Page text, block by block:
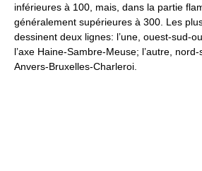
inférieures à 100, mais, dans la partie
généralement supérieures à 300. Les
dessinent deux lignes: l’une, ouest-sud-
l’axe Haine-Sambre-Meuse; l’autre, nord-
Anvers-Bruxelles-Charleroi.